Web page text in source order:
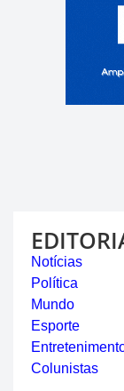
Notícias
Política
Mundo
Esporte
Colunistas